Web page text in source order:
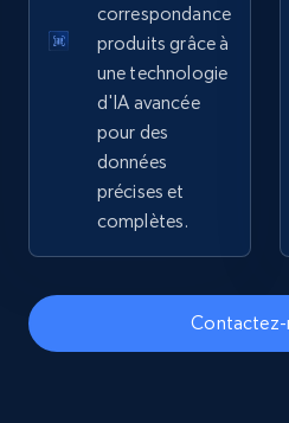
TikTok Shop - discover
URL, Title, Available,
price, Final price, Discount
correspondance
produits grâce à
une technologie
d'IA avancée
pour des
données
précises et
complètes.
Contactez-